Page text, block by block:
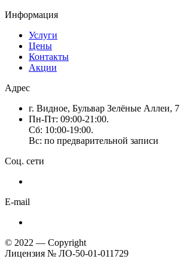
Информация
Услуги
Цены
Контакты
Акции
Адрес
г. Видное, Бульвар Зелёные Аллеи, 7
Пн-Пт: 09:00-21:00.
Сб: 10:00-19:00.
Вс: по предварительной записи
Соц. сети
E-mail
© 2022 — Copyright
Лицензия № ЛО-50-01-011729